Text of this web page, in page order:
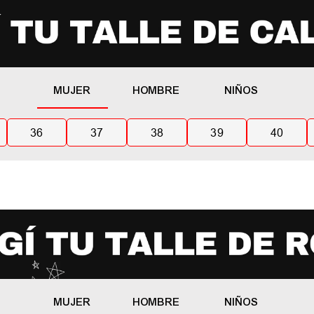
MUJER HOMBRE NIÑOS
36 37 38 39 40
MUJER HOMBRE NIÑOS